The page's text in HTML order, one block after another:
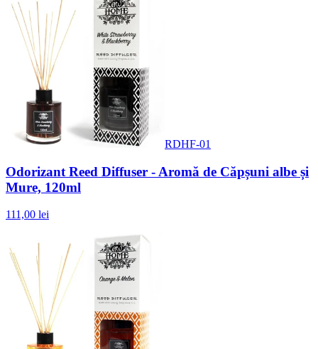
RDHF-01
Odorizant Reed Diffuser - Aromă de Căpșuni albe și
Mure, 120ml
111,00 lei